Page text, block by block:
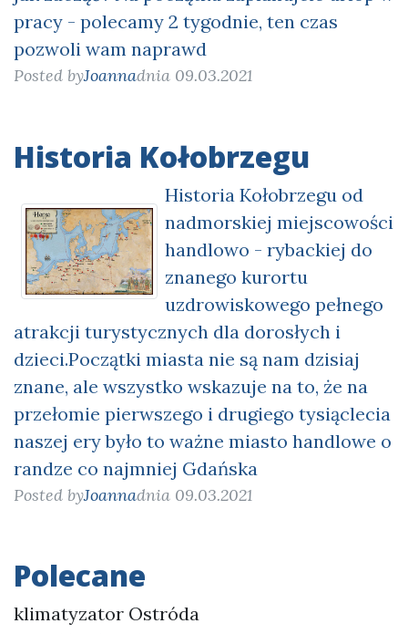
pracy - polecamy 2 tygodnie, ten czas
pozwoli wam naprawd
Posted byJoannadnia 09.03.2021
Historia Kołobrzegu
Historia Kołobrzegu od
nadmorskiej miejscowości
handlowo - rybackiej do
znanego kurortu
uzdrowiskowego pełnego
atrakcji turystycznych dla dorosłych i
dzieci.Początki miasta nie są nam dzisiaj
znane, ale wszystko wskazuje na to, że na
przełomie pierwszego i drugiego tysiąclecia
naszej ery było to ważne miasto handlowe o
randze co najmniej Gdańska
Posted byJoannadnia 09.03.2021
Polecane
klimatyzator Ostróda